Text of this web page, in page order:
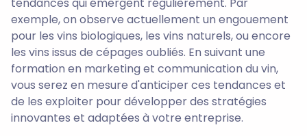
exemple, on observe actuellement un engouement
pour les vins biologiques, les vins naturels, ou encore
les vins issus de cépages oubliés. En suivant une
formation en marketing et communication du vin,
vous serez en mesure d'anticiper ces tendances et
de les exploiter pour développer des stratégies
innovantes et adaptées à votre entreprise.